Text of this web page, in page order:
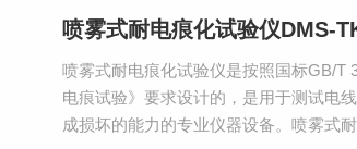
喷雾式耐电痕化试验仪DMS-
喷雾式耐电痕化试验仪是按照国标GB/T
电痕试验》要求设计的，是用于测试电
成损坏的能力的专业仪器设备。喷雾式